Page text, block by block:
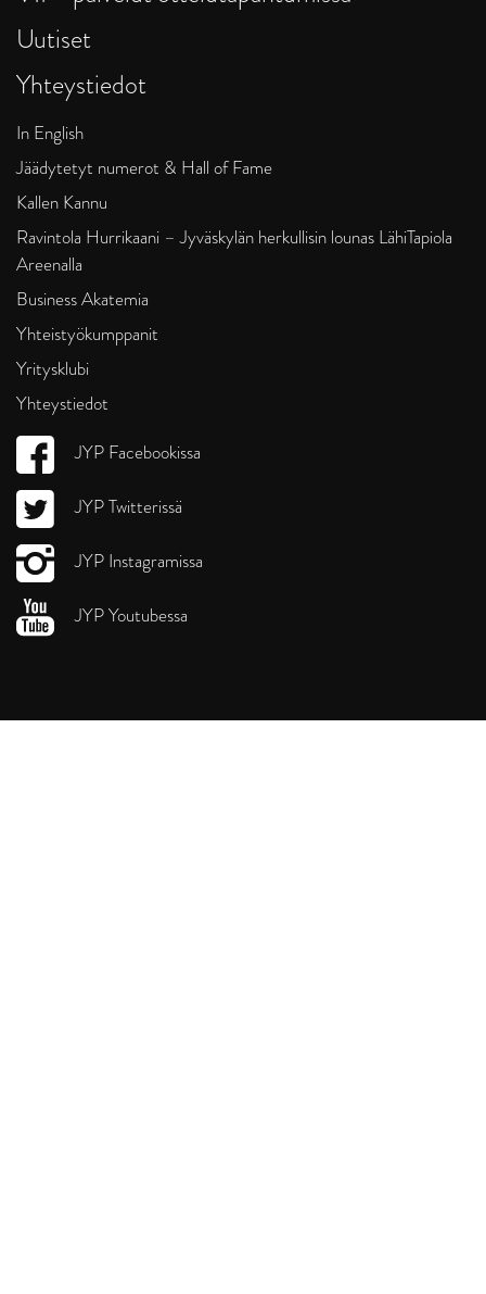
Uutiset
Yhteystiedot
In English
Jäädytetyt numerot & Hall of Fame
Kallen Kannu
Ravintola Hurrikaani – Jyväskylän herkullisin lounas LähiTapiola
Areenalla
Business Akatemia
Yhteistyökumppanit
Yritysklubi
Yhteystiedot
JYP Facebookissa
JYP Twitterissä
JYP Instagramissa
JYP Youtubessa